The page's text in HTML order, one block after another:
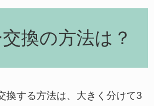
換の方法は？
換する方法は、大きく分けて3